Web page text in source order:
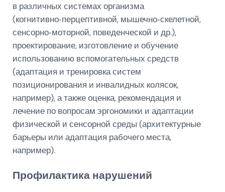
в различных системах организма
(когнитивно‑перцептивной, мышечно‑скелетной,
сенсорно‑моторной, поведенческой и др.),
проектирование, изготовление и обучение
использованию вспомогательных средств
(адаптация и тренировка систем
позиционирования и инвалидных колясок,
например), а также оценка, рекомендация и
лечение по вопросам эргономики и адаптации
физической и сенсорной среды (архитектурные
барьеры или адаптация рабочего места,
например).
Профилактика нарушений